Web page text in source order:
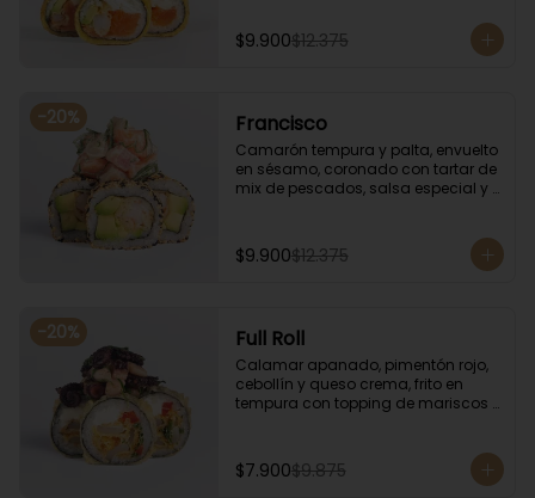
$9.900$12.375
-20% Francisco
Camarón tempura y palta, envuelto
en sésamo, coronado con tartar de
mix de pescados, salsa especial y
$9.900$12.375
-20% Full Roll
Calamar apanado, pimentón rojo,
cebollín y queso crema, frito en
tempura con topping de mariscos
$7.900$9.875